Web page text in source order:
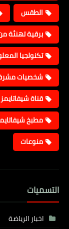
الطقس
برقية تهنئة
تكنولجيا
شخصيات
قناة شيفاتايمز TV / SHEFATAIMS
مطبخ
منوعات
التسميات
اخبار الرياضة